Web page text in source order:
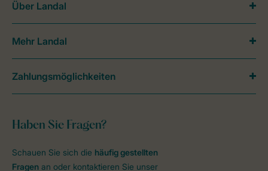
Haben Sie Fragen?
Schauen Sie sich die häufig gestellten
Fragen an oder kontaktieren Sie unser
Über Landal
Mehr Landal
Zahlungsmöglichkeiten